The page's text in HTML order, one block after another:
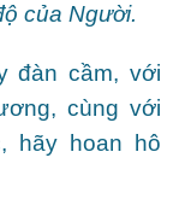
của Người.
đàn cầm, với
cùng với
hãy hoan hô